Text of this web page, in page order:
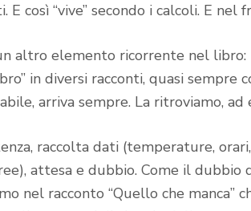
E così “vive” secondo i calcoli. E
altro elemento ricorrente nel
in diversi racconti, quasi sempre
arriva sempre. La ritroviamo,
raccolta dati (temperature,
attesa e dubbio. Come il dubbio
nel racconto “Quello che manca”